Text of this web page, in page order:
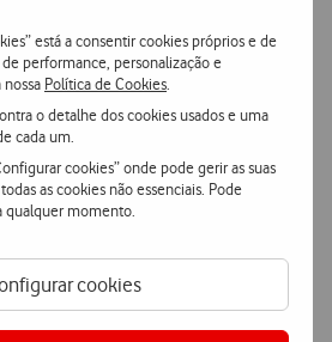
está a consentir cookies próprios e de
performance, personalização e
Política de Cookies
o detalhe dos cookies usados e uma
cada um.
cookies” onde pode gerir as suas
as cookies não essenciais. Pode
qualquer momento.
cookies
devoluções
qualquer produto numa das
e ultrarápida
antes das 16h e receba no dia útil
em loja.
simples e seguro
segura com MBWay ou Cartão de Crédito.